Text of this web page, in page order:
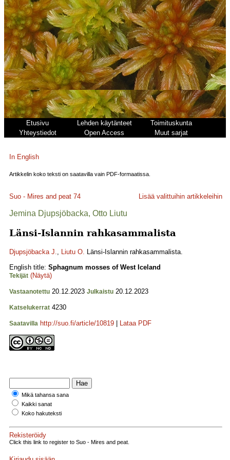
Etusivu Lehden käytänteet
Toimituskunta
Yhteystiedot
Open Access Muut sarjat
In English
Artikkelin koko teksti on saatavilla vain PDF-formaatissa.
Suo - Mires and peat 74 Lisää valittuihin artikkeleihin
Jemina Djupsjöbacka, Otto Liutu
Länsi-Islannin rahkasammalista
Djupsjöbacka J., Liutu O. Länsi-Islannin rahkasammalista.
English title: Sphagnum mosses of West Iceland
Tekijät (Näytä)
Vastaanotettu 20.12.2023 Julkaistu 20.12.2023
Katselukerrat 4230
Saatavilla http://suo.fi/article/10819 Lataa PDF
Mikä tahansa sana
Kaikki sanat
Koko hakuteksti
Rekisteröidy
Click this link to register to Suo - Mires and peat.